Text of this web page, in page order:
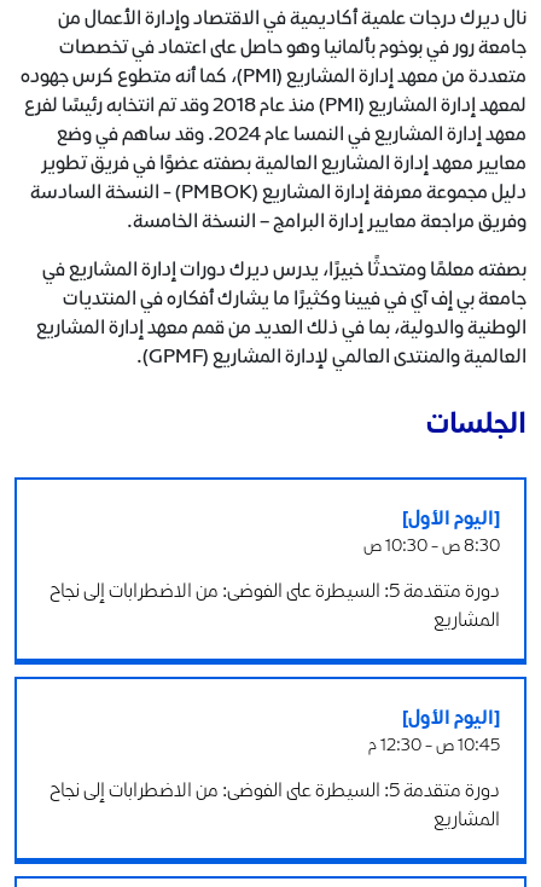
نال ديرك درجات علمية أكاديمية في الاقتصاد وإدارة الأعمال من
جامعة رور في بوخوم بألمانيا وهو حاصل على اعتماد في تخصصات
متعددة من معهد إدارة المشاريع (PMI)، كما أنه متطوع كرس جهوده
لمعهد إدارة المشاريع (PMI) منذ عام 2018 وقد تم انتخابه رئيسًا لفرع
معهد إدارة المشاريع في النمسا عام 2024. وقد ساهم في وضع
معايير معهد إدارة المشاريع العالمية بصفته عضوًا في فريق تطوير
دليل مجموعة معرفة إدارة المشاريع (PMBOK) - النسخة السادسة
وفريق مراجعة معايير إدارة البرامج – النسخة الخامسة.
بصفته معلمًا ومتحدثًا خبيرًا، يدرس ديرك دورات إدارة المشاريع في
جامعة بي إف آي في فيينا وكثيرًا ما يشارك أفكاره في المنتديات
الوطنية والدولية، بما في ذلك العديد من قمم معهد إدارة المشاريع
العالمية والمنتدى العالمي لإدارة المشاريع (GPMF).
الجلسات
[اليوم الأول]
8:30 ص - 10:30 ص
دورة متقدمة 5: السيطرة على الفوضى: من الاضطرابات إلى نجاح
المشاريع
[اليوم الأول]
10:45 ص - 12:30 م
دورة متقدمة 5: السيطرة على الفوضى: من الاضطرابات إلى نجاح
المشاريع